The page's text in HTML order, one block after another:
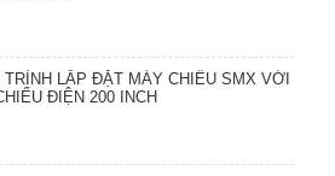
TRÌNH LẮP ĐẶT MÁY CHIẾU SMX VỚI
ĐIỆN 200 INCH